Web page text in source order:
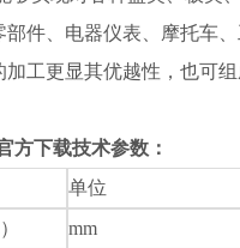
件、电器仪表、摩托
工更显其优越性，也可
下载技术参数：
单位
mm